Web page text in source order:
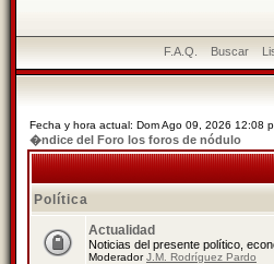
F.A.Q. Buscar
Fecha y hora actual: Dom Ago 09, 2026 12:08
�ndice del Foro los foros de nódulo
Política
Actualidad
Noticias del presente político,
ModeradorJ.M. Rodríguez Pardo